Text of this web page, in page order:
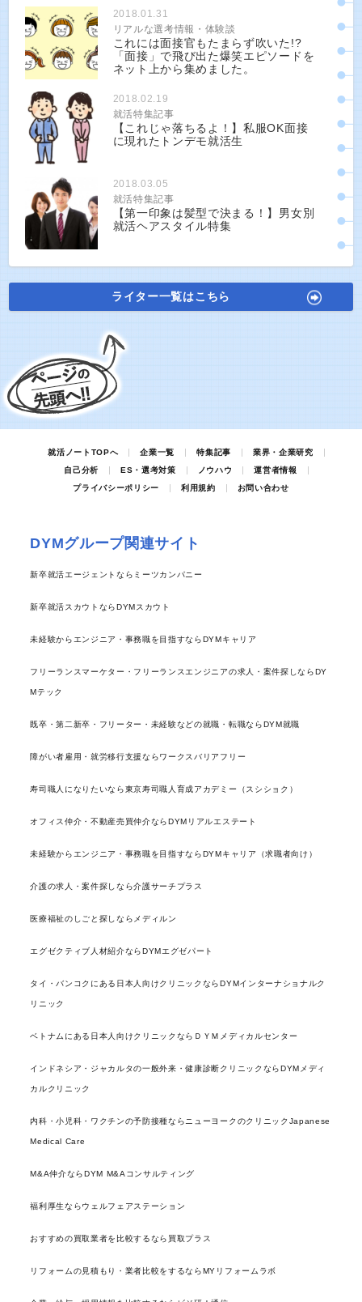
2018.01.31
リアルな選考情報・体験談
これには面接官もたまらず吹いた!?
「面接」で飛び出た爆笑エピソードを
ネット上から集めました。
2018.02.19
就活特集記事
【これじゃ落ちるよ！】私服OK面接
に現れたトンデモ就活生
2018.03.05
就活特集記事
【第一印象は髪型で決まる！】男女別
就活ヘアスタイル特集
ライター一覧はこちら
就活ノートTOPへ 企業一覧 特集記事
業界・企業研究
自己分析
ES・選考対策 ノウハウ
運営者情報
プライバシーポリシー
利用規約 お問い合わせ
DYMグループ関連サイト
新卒就活エージェントならミーツカンパニー
新卒就活スカウトならDYMスカウト
未経験からエンジニア・事務職を目指すならDYMキャリア
フリーランスマーケター・フリーランスエンジニアの求人・案件探しならDY
Mテック
既卒・第二新卒・フリーター・未経験などの就職・転職ならDYM就職
障がい者雇用・就労移行支援ならワークスバリアフリー
寿司職人になりたいなら東京寿司職人育成アカデミー（スシショク）
オフィス仲介・不動産売買仲介ならDYMリアルエステート
未経験からエンジニア・事務職を目指すならDYMキャリア（求職者向け）
介護の求人・案件探しなら介護サーチプラス
医療福祉のしごと探しならメディルン
エグゼクティブ人材紹介ならDYMエグゼパート
タイ・バンコクにある日本人向けクリニックならDYMインターナショナルク
リニック
ベトナムにある日本人向けクリニックならＤＹＭメディカルセンター
インドネシア・ジャカルタの一般外来・健康診断クリニックならDYMメディ
カルクリニック
内科・小児科・ワクチンの予防接種ならニューヨークのクリニックJapanese
Medical Care
M&A仲介ならDYM M&Aコンサルティング
福利厚生ならウェルフェアステーション
おすすめの買取業者を比較するなら買取プラス
リフォームの見積もり・業者比較をするならMYリフォームラボ